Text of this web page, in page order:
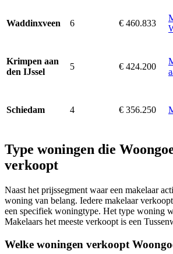
Waddinxveen 6 € 460.833
Krimpen aan
den IJssel
5 € 424.200
Schiedam 4 € 356.250
Type woningen die
verkoopt
Naast het prijssegment waar een makelaar
woning van belang. Iedere makelaar
een specifiek woningtype. Het type woning
Makelaars het meeste verkoopt is een
Welke woningen verkoopt